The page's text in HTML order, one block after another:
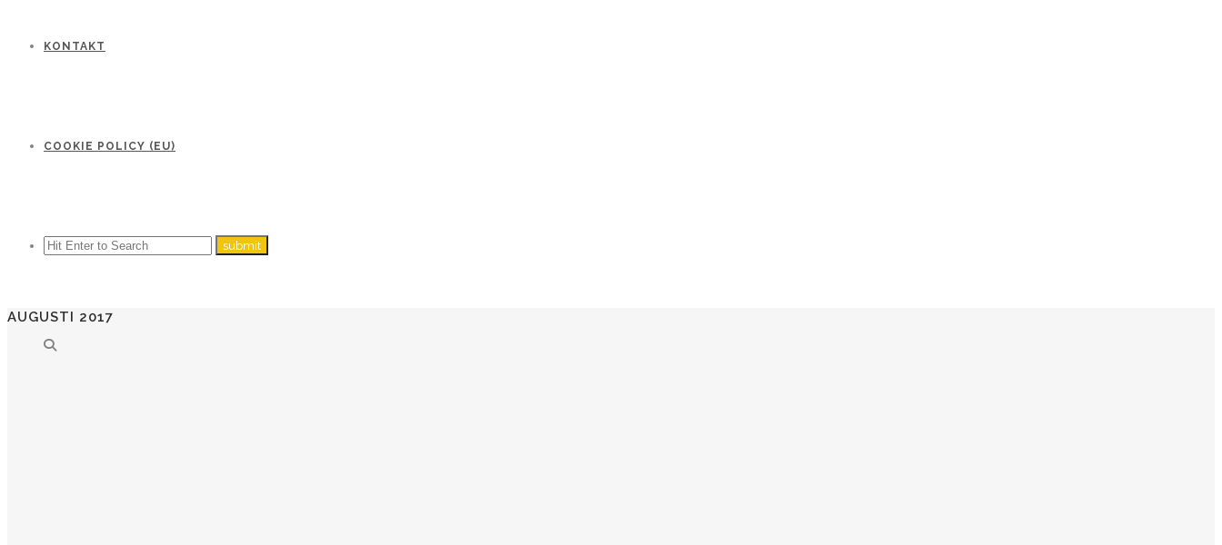
KONTAKT
COOKIE POLICY (EU)
AUGUSTI 2017